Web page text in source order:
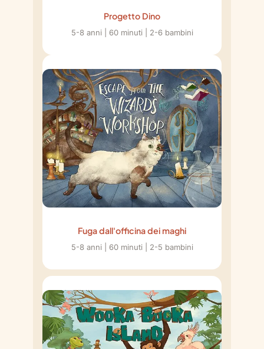
Progetto Dino
5-8 anni | 60 minuti | 2-6 bambini
Fuga dall'officina dei maghi
5-8 anni | 60 minuti | 2-5 bambini